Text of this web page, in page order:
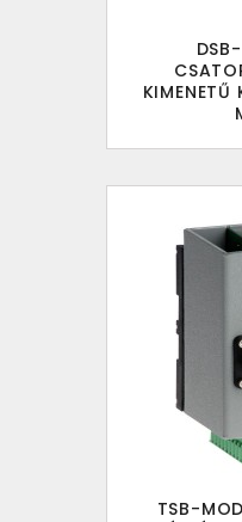
KIMENETŰ
TSB-